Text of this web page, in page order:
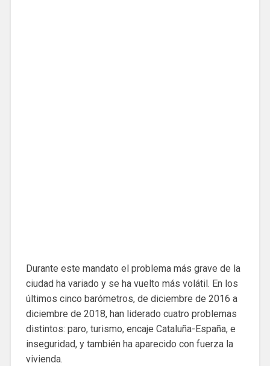
Durante este mandato el problema más grave de la
ciudad ha variado y se ha vuelto más volátil. En los
últimos cinco barómetros, de diciembre de 2016 a
diciembre de 2018, han liderado cuatro problemas
distintos: paro, turismo, encaje Cataluña-España, e
inseguridad, y también ha aparecido con fuerza la
vivienda.